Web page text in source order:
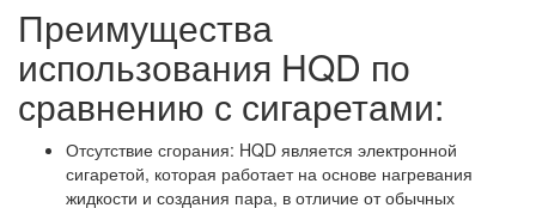
Преимущества
использования HQD по
сравнению с сигаретами:
Отсутствие сгорания: HQD является электронной
сигаретой, которая работает на основе нагревания
жидкости и создания пара, в отличие от обычных